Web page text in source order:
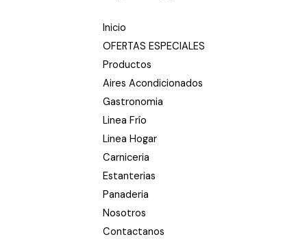
Inicio
OFERTAS ESPECIALES
Productos
Aires Acondicionados
Gastronomia
Linea Frío
Linea Hogar
Carniceria
Estanterias
Panaderia
Nosotros
Contactanos